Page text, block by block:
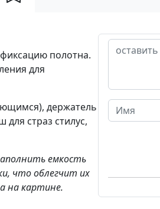
полотна.
для
держатель
для страз стилус,
емкость
что облегчит их
на картине.